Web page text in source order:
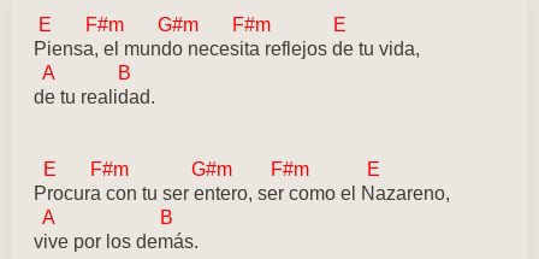
E F#m G#m F#m E
Piensa, el mundo necesita reflejos de tu vida,
A B
de tu realidad.
E F#m G#m F#m E
Procura con tu ser entero, ser como el Nazareno,
A B
vive por los demás.